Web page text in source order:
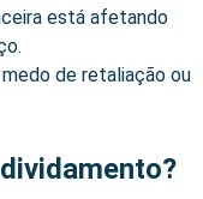
está afetando
de retaliação ou